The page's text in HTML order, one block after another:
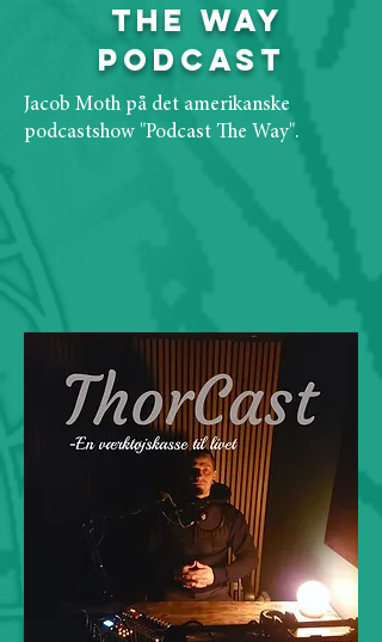
The Way
Podcast
Jacob Moth på det amerikanske
podcastshow "Podcast The Way".